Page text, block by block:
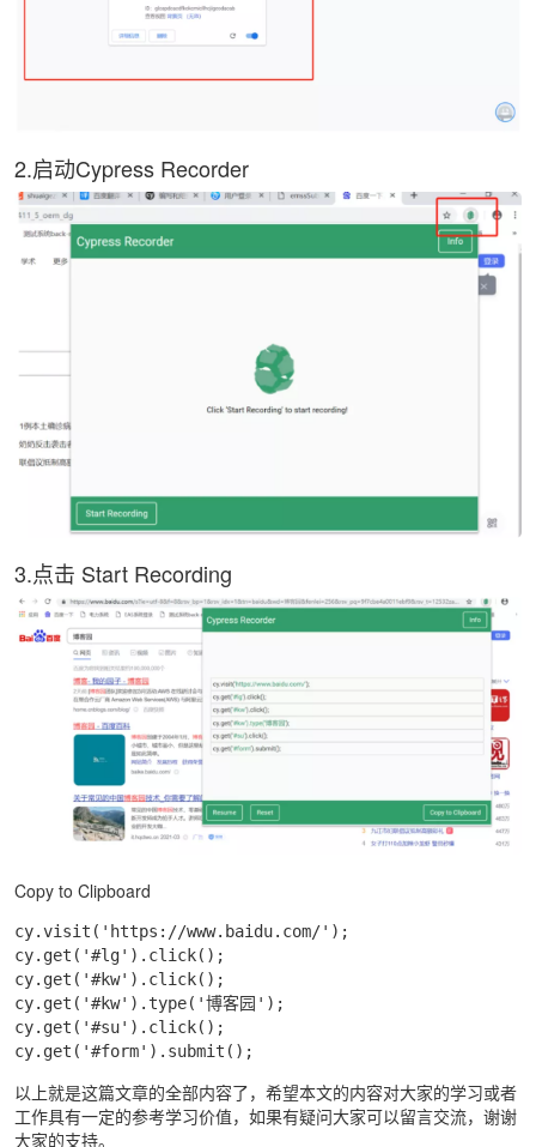
2.启动Cypress Recorder
3.点击 Start Recording
Copy to Clipboard
cy.visit('https://www.baidu.com/');
cy.get('#lg').click();
cy.get('#kw').click();
cy.get('#kw').type('博客园');
cy.get('#su').click();
cy.get('#form').submit();
以上就是这篇文章的全部内容了，希望本文的内容对大家的学习或者
工作具有一定的参考学习价值，如果有疑问大家可以留言交流，谢谢
大家的支持。